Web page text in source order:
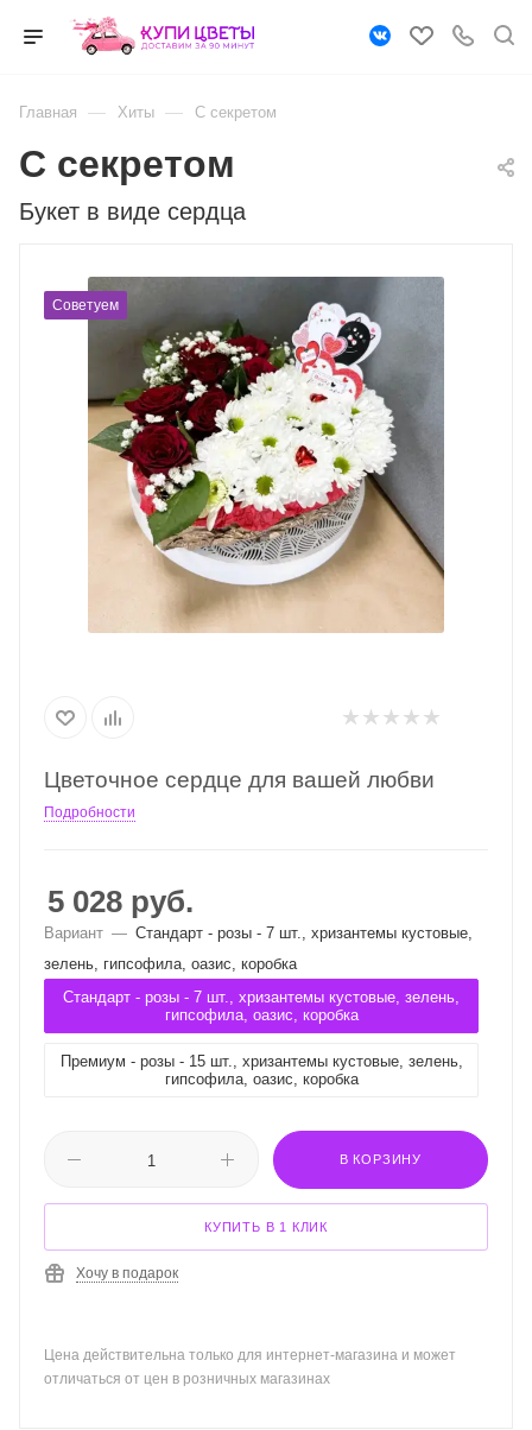
Главная — Хиты — С секретом
Букет в виде сердца
С секретом
Советуем
Цветочное сердце для вашей любви
Подробности
5 028 руб.
Вариант — Стандарт - розы - 7 шт., хризантемы кустовые,
зелень, гипсофила, оазис, коробка
Стандарт - розы - 7 шт., хризантемы кустовые, зелень,
гипсофила, оазис, коробка
Премиум - розы - 15 шт., хризантемы кустовые, зелень,
гипсофила, оазис, коробка
В КОРЗИНУ
КУПИТЬ В 1 КЛИК
Хочу в подарок
Цена действительна только для интернет-магазина и может
отличаться от цен в розничных магазинах